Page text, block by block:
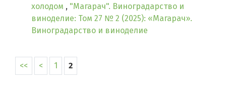
холодом , "Магарач". Виноградарство и
виноделие: Том 27 № 2 (2025): «Магарач».
Виноградарство и виноделие
<< < 1 2